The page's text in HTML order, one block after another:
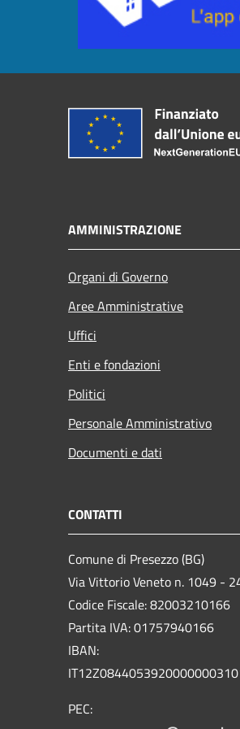
AMMINISTRAZIONE
Organi di Governo
Aree Amministrative
Uffici
Enti e fondazioni
Politici
Personale Amministrativo
Documenti e dati
CONTATTI
Comune di Presezzo (BG)
Via Vittorio Veneto n. 1049 -
Codice Fiscale: 82003210166
Partita IVA: 01757940166
IBAN:
PEC: